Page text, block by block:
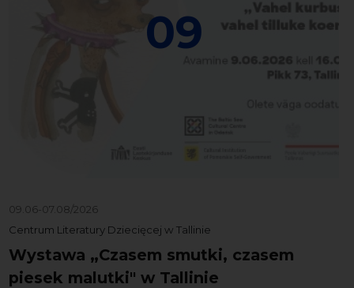
09
09.06-07.08/2026
Centrum Literatury Dziecięcej w Tallinie
Wystawa „Czasem smutki, czasem
piesek malutki" w Tallinie